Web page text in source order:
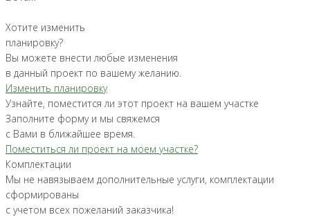
Хотите изменить
планировку?
Вы можете внести любые изменения
в данный проект по вашему желанию.
Изменить планировку
Узнайте, поместится ли этот проект на вашем участке
Заполните форму и мы свяжемся
с Вами в ближайшее время.
Поместиться ли проект на моем участке?
Комплектации
Мы не навязываем дополнительные услуги, комплектации
сформированы
с учетом всех пожеланий заказчика!